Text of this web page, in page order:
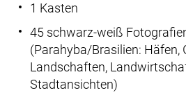
1 Kasten
45 schwarz-weiß
(Parahyba/Brasilien: Häfen,
Landschaften,
Stadtansichten)